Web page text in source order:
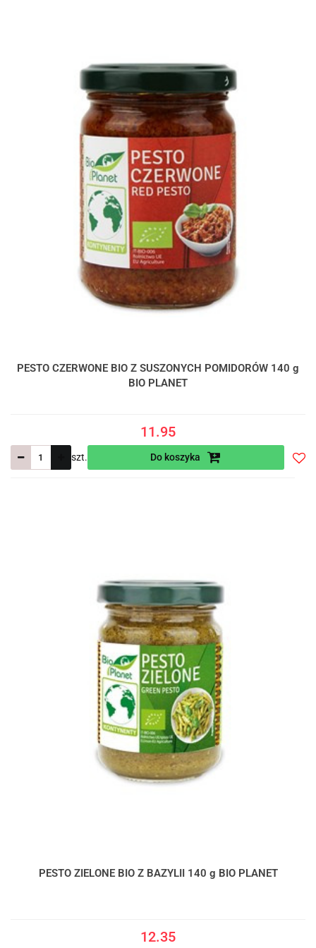
PESTO CZERWONE BIO Z SUSZONYCH POMIDORÓW 140 g
BIO PLANET
11.95
szt. Do koszyka
PESTO ZIELONE BIO Z BAZYLII 140 g BIO PLANET
12.35